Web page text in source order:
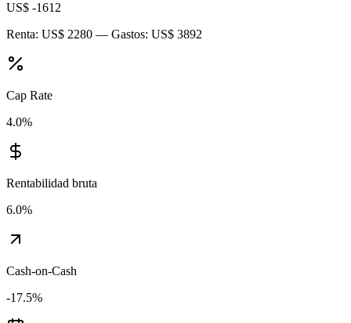
US$ -1612
Renta: US$ 2280 — Gastos: US$ 3892
Cap Rate
4.0%
Rentabilidad bruta
6.0%
Cash-on-Cash
-17.5%